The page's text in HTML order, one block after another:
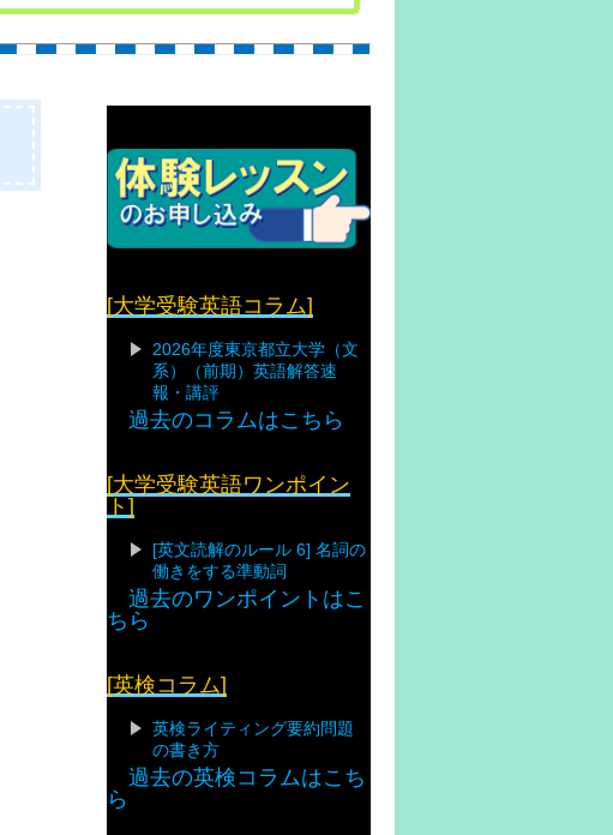
[大学受験英語コラム]
2026年度東京都立大学（文
系）（前期）英語解答速
報・講評
過去のコラムはこちら
[大学受験英語ワンポイン
ト]
[英文読解のルール 6] 名詞の
働きをする準動詞
過去のワンポイントはこ
ちら
[英検コラム]
英検ライティング要約問題
の書き方
過去の英検コラムはこち
ら